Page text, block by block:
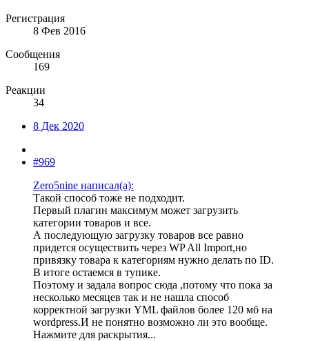
Регистрация
8 Фев 2016
Сообщения
169
Реакции
34
8 Дек 2020
#969
Zero5nine написал(а):
Такой способ тоже не подходит.
Первый плагин максимум может загрузить
категории товаров и все.
А последующую загрузку товаров все равно
придется осуществить через WP All Import,но
привязку товара к категориям нужно делать по ID.
В итоге остаемся в тупике.
Поэтому и задала вопрос сюда ,потому что пока за
несколько месяцев так и не нашла способ
корректной загрузки YML файлов более 120 мб на
wordpress.И не понятно возможно ли это вообще.
Нажмите для раскрытия...